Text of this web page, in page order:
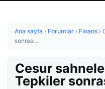
Ana sayfa › Forumlar › Finans ›
sonrası…
Cesur
Tepkiler